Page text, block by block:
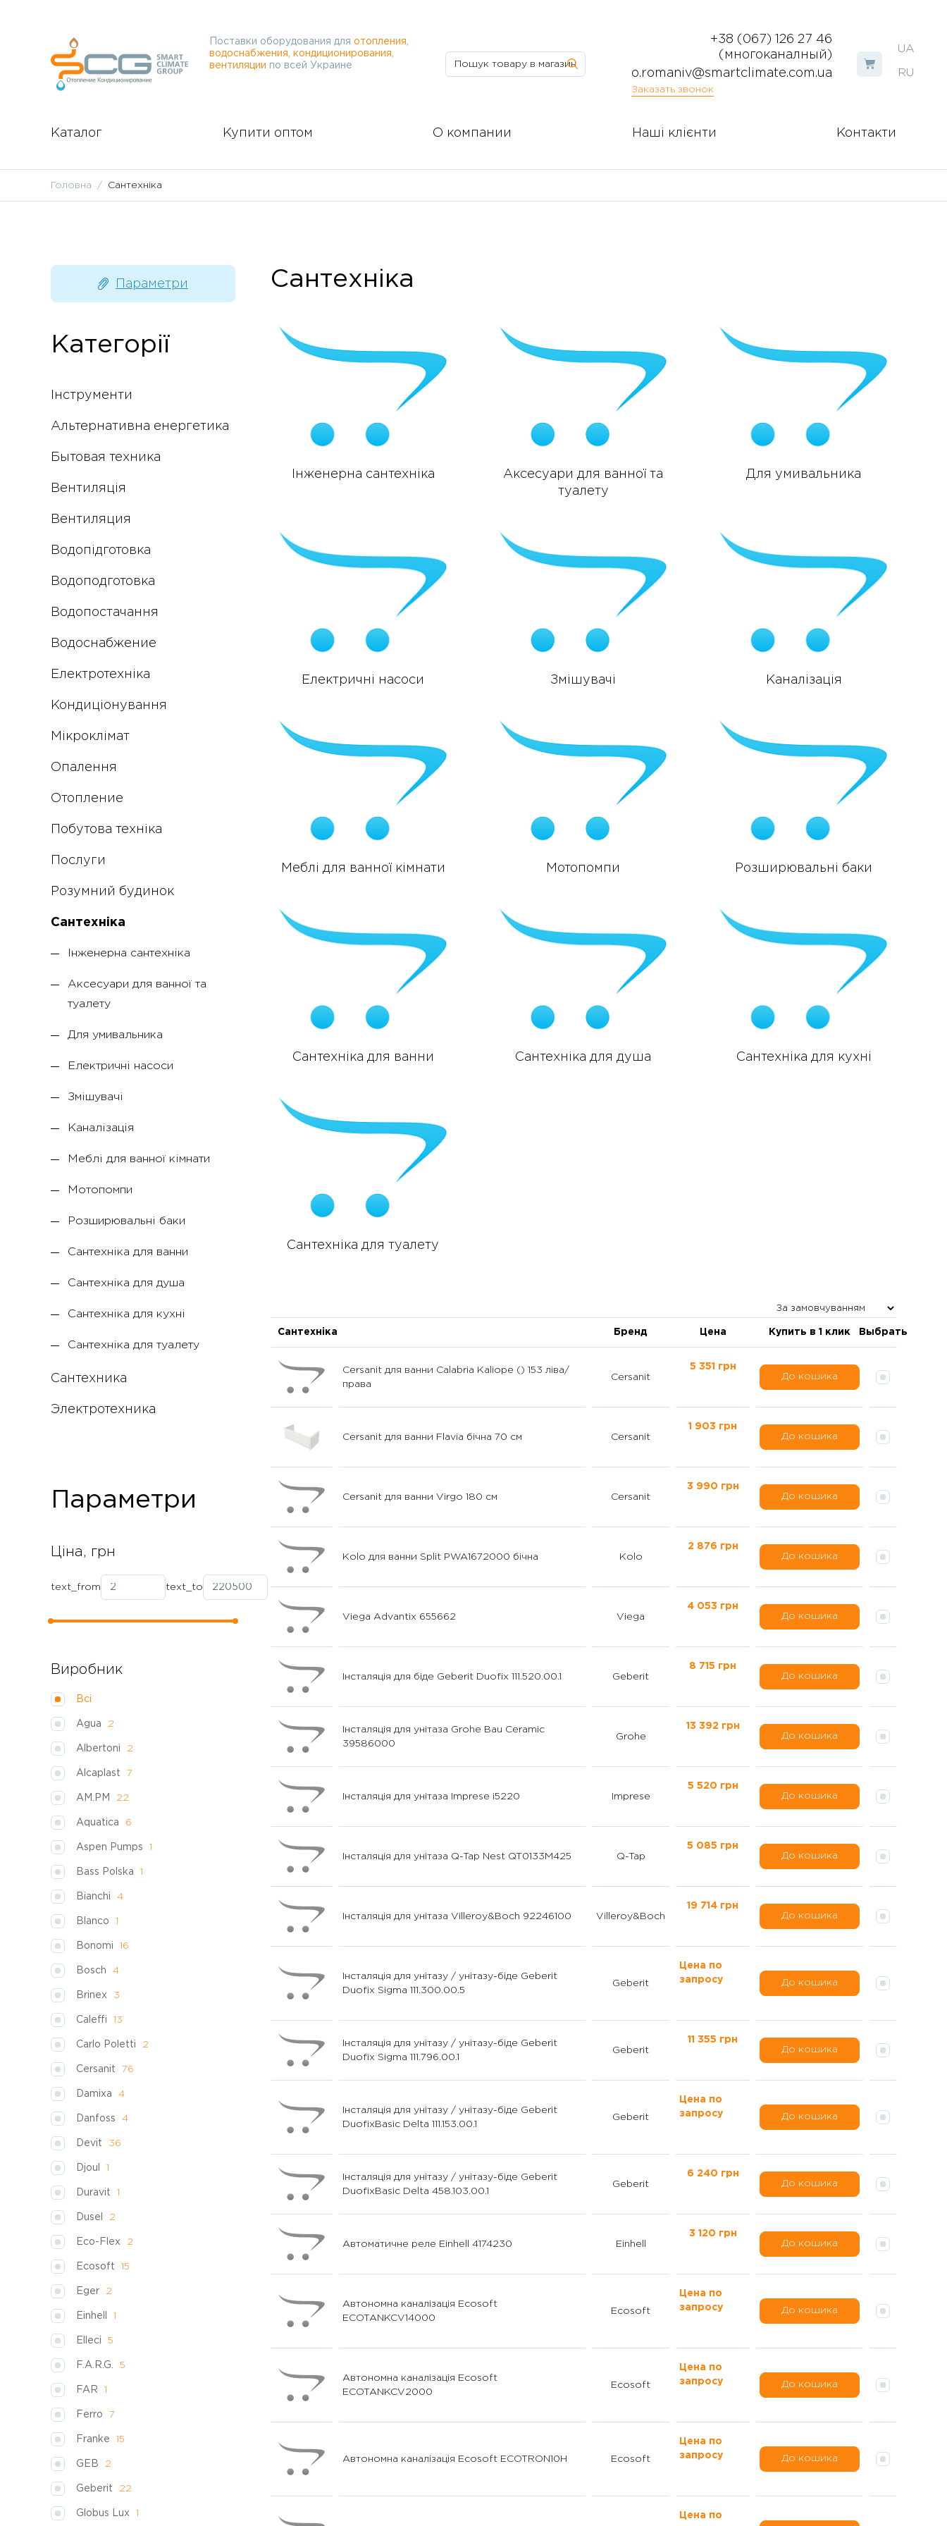
UA
RU
Поставки оборудования для отопления,
водоснабжения, кондиционирования,
вентиляции по всей Украине
+38 (067) 126 27 46
(многоканалный)
o.romaniv@smartclimate.com.ua
Заказать звонок
Каталог Купити оптом О компании Наші клієнти Контакти
Головна Сантехніка
Параметри
Категорії
Інструменти
Альтернативна енергетика
Бытовая техника
Вентиляція
Вентиляция
Водопідготовка
Водоподготовка
Водопостачання
Водоснабжение
Електротехніка
Кондиціонування
Мікроклімат
Опалення
Отопление
Побутова техніка
Послуги
Розумний будинок
Сантехніка
Інженерна сантехніка
Аксесуари для ванної та
туалету
Для умивальника
Електричні насоси
Змішувачі
Каналізація
Меблі для ванної кімнати
Мотопомпи
Розширювальні баки
Сантехніка для ванни
Сантехніка для душа
Сантехніка для кухні
Сантехніка для туалету
Сантехника
Электротехника
Параметри
Ціна, грн
text_from text_to
Виробник
Всі
Agua 2
Albertoni 2
Alcaplast 7
AM.PM 22
Aquatica 6
Aspen Pumps 1
Bass Polska 1
Bianchi 4
Blanco 1
Bonomi 16
Bosch 4
Brinex 3
Caleffi 13
Carlo Poletti 2
Cersanit 76
Damixa 4
Danfoss 4
Devit 36
Djoul 1
Duravit 1
Dusel 2
Eco-Flex 2
Ecosoft 15
Eger 2
Einhell 1
Elleci 5
F.A.R.G. 5
FAR 1
Ferro 7
Franke 15
GEB 2
Geberit 22
Globus Lux 1
Сантехніка
Інженерна сантехніка
Аксесуари для ванної та
туалету
Для умивальника
Електричні насоси Змішувачі Каналізація
Меблі для ванної кімнати Мотопомпи Розширювальні баки
Сантехніка для ванни Сантехніка для душа Сантехніка для кухні
Сантехніка для туалету
Сантехніка Бренд Цена Купить в 1 клик Выбрать
Cersanit для ванни Calabria Kaliope () 153 ліва/
права
Cersanit
5 351 грн
До кошика
Cersanit для ванни Flavia бічна 70 см Cersanit
1 903 грн
До кошика
Cersanit для ванни Virgo 180 см Cersanit
3 990 грн
До кошика
Kolo для ванни Split PWA1672000 бічна Kolo
2 876 грн
До кошика
Viega Advantix 655662 Viega
4 053 грн
До кошика
Інсталяція для біде Geberit Duofix 111.520.00.1 Geberit
8 715 грн
До кошика
Інсталяція для унітаза Grohe Bau Ceramic
39586000
Grohe
13 392 грн
До кошика
Інсталяція для унітаза Imprese i5220 Imprese
5 520 грн
До кошика
Інсталяція для унітаза Q-Tap Nest QT0133M425 Q-Tap
5 085 грн
До кошика
Інсталяція для унітаза Villeroy&Boch 92246100 Villeroy&Boch
19 714 грн
До кошика
Інсталяція для унітазу / унітазу-біде Geberit
Duofix Sigma 111.300.00.5
Geberit
Цена по
запросу
До кошика
Інсталяція для унітазу / унітазу-біде Geberit
Duofix Sigma 111.796.00.1
Geberit
11 355 грн
До кошика
Інсталяція для унітазу / унітазу-біде Geberit
DuofixBasic Delta 111.153.00.1
Geberit
Цена по
запросу
До кошика
Інсталяція для унітазу / унітазу-біде Geberit
DuofixBasic Delta 458.103.00.1
Geberit
6 240 грн
До кошика
Автоматичне реле Einhell 4174230 Einhell
3 120 грн
До кошика
Автономна каналізація Ecosoft
ECOTANKCV14000
Ecosoft
Цена по
запросу
До кошика
Автономна каналізація Ecosoft
ECOTANKCV2000
Ecosoft
Цена по
запросу
До кошика
Автономна каналізація Ecosoft ECOTRON10H Ecosoft
Цена по
запросу
До кошика
Цена по